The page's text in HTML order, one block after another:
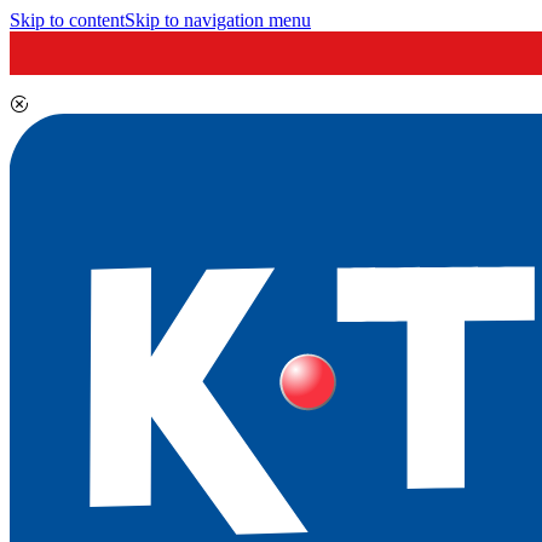
Skip to contentSkip to navigation menu